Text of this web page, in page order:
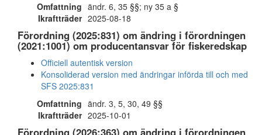
Omfattning ändr. 6, 35 §§; ny 35 a §
Ikraftträder 2025-08-18
Förordning (2025:831) om ändring i förordningen
(2021:1001) om producentansvar för fiskeredskap
Officiell autentisk version
Konsoliderad version med ändringar införda till och med
SFS 2025:831
Omfattning ändr. 3, 5, 30, 49 §§
Ikraftträder 2025-10-01
Förordning (2026:363) om ändring i förordningen